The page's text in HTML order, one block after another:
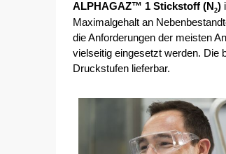
ALPHAGAZ™ 1 Stickstoff (N 2)
Maximalgehalt an
die Anforderungen der meisten
vielseitig eingesetzt werden. Die
Druckstufen lieferbar.